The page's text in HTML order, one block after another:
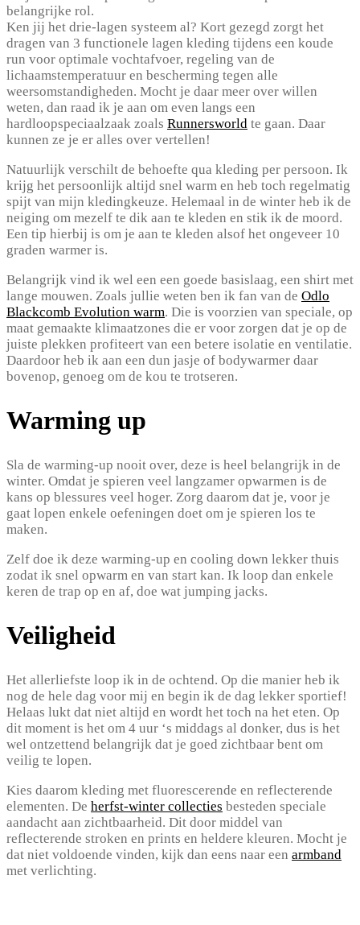
belangrijke rol.
Ken jij het drie-lagen systeem al? Kort gezegd zorgt het
dragen van 3 functionele lagen kleding tijdens een koude
run voor optimale vochtafvoer, regeling van de
lichaamstemperatuur en bescherming tegen alle
weersomstandigheden. Mocht je daar meer over willen
weten, dan raad ik je aan om even langs een
hardloopspeciaalzaak zoals Runnersworld te gaan. Daar
kunnen ze je er alles over vertellen!
Natuurlijk verschilt de behoefte qua kleding per persoon. Ik
krijg het persoonlijk altijd snel warm en heb toch regelmatig
spijt van mijn kledingkeuze. Helemaal in de winter heb ik de
neiging om mezelf te dik aan te kleden en stik ik de moord.
Een tip hierbij is om je aan te kleden alsof het ongeveer 10
graden warmer is.
Belangrijk vind ik wel een een goede basislaag, een shirt met
lange mouwen. Zoals jullie weten ben ik fan van de Odlo
Blackcomb Evolution warm. Die is voorzien van speciale, op
maat gemaakte klimaatzones die er voor zorgen dat je op de
juiste plekken profiteert van een betere isolatie en ventilatie.
Daardoor heb ik aan een dun jasje of bodywarmer daar
bovenop, genoeg om de kou te trotseren.
Warming up
Sla de warming-up nooit over, deze is heel belangrijk in de
winter. Omdat je spieren veel langzamer opwarmen is de
kans op blessures veel hoger. Zorg daarom dat je, voor je
gaat lopen enkele oefeningen doet om je spieren los te
maken.
Zelf doe ik deze warming-up en cooling down lekker thuis
zodat ik snel opwarm en van start kan. Ik loop dan enkele
keren de trap op en af, doe wat jumping jacks.
Veiligheid
Het allerliefste loop ik in de ochtend. Op die manier heb ik
nog de hele dag voor mij en begin ik de dag lekker sportief!
Helaas lukt dat niet altijd en wordt het toch na het eten. Op
dit moment is het om 4 uur ‘s middags al donker, dus is het
wel ontzettend belangrijk dat je goed zichtbaar bent om
veilig te lopen.
Kies daarom kleding met fluorescerende en reflecterende
elementen. De herfst-winter collecties besteden speciale
aandacht aan zichtbaarheid. Dit door middel van
reflecterende stroken en prints en heldere kleuren. Mocht je
dat niet voldoende vinden, kijk dan eens naar een armband
met verlichting.